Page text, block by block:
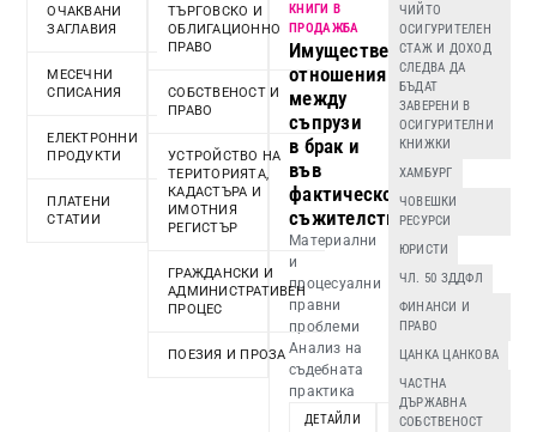
ОЧАКВАНИ
ЗАГЛАВИЯ
МЕСЕЧНИ
СПИСАНИЯ
ЕЛЕКТРОННИ
ПРОДУКТИ
ПЛАТЕНИ
СТАТИИ
ТЪРГОВСКО И
ОБЛИГАЦИОННО
ПРАВО
СОБСТВЕНОСТ И
ПРАВО
УСТРОЙСТВО НА
ТЕРИТОРИЯТА,
КАДАСТЪРА И
ИМОТНИЯ
РЕГИСТЪР
ГРАЖДАНСКИ И
АДМИНИСТРАТИВЕН
ПРОЦЕС
ПОЕЗИЯ И ПРОЗА
КНИГИ В
ПРОДАЖБА
Имуществени
отношения
между
съпрузи
в брак и
във
фактическо
съжителство
Материални
и
процесуални
правни
проблеми
Анализ на
съдебната
практика
ДЕТАЙЛИ ДОБАВИ
ЧИЙТО
ОСИГУРИТЕЛЕН
СТАЖ И ДОХОД
СЛЕДВА ДА
БЪДАТ
ЗАВЕРЕНИ В
ОСИГУРИТЕЛНИ
КНИЖКИ
ХАМБУРГ
ЧОВЕШКИ
РЕСУРСИ
ЮРИСТИ
ЧЛ. 50 ЗДДФЛ
ФИНАНСИ И
ПРАВО
ЦАНКА ЦАНКОВА
ЧАСТНА
ДЪРЖАВНА
СОБСТВЕНОСТ